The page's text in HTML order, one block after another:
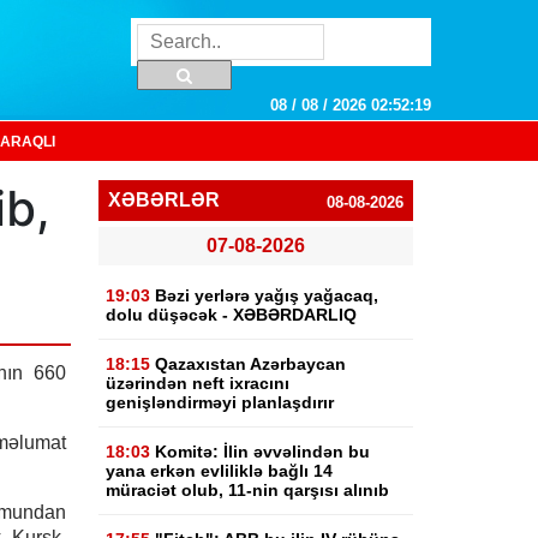
08 / 08 / 2026 02:52:20
660
XƏBƏRLƏR 08-08-2026
07-08-2026
19:03 Bəzi yerlərə yağış yağacaq,
dolu düşəcək - XƏBƏRDARLIQ
18:15 Qazaxıstan Azərbaycan
üzərindən neft ixracını
genişləndirməyi planlaşdırır
18:03 Komitə: İlin əvvəlindən bu
yana erkən evliliklə bağlı 14
müraciət olub, 11-nin qarşısı alınıb